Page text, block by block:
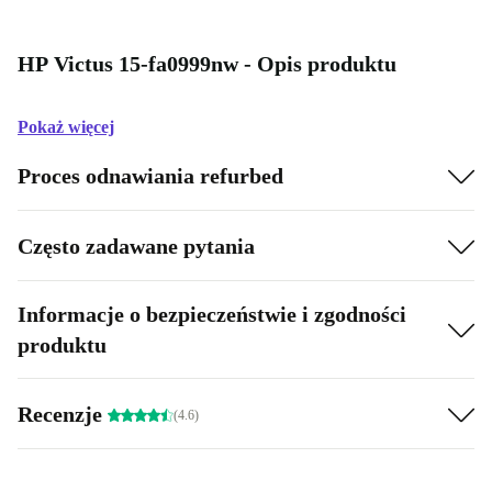
HP Victus 15-fa0999nw - Opis produktu
Pokaż więcej
Proces odnawiania refurbed
Często zadawane pytania
Informacje o bezpieczeństwie i zgodności
produktu
Recenzje (4.6)